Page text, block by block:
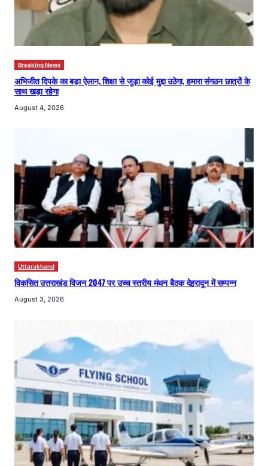
Breaking News
अभिजीत दिपके का बड़ा ऐलान, शिक्षा से जुड़ा कोई मुद्दा उठेगा, हमारा संगठन छात्रों के
साथ खड़ा रहेगा
August 4, 2026
Uttarakhand
विकसित उत्तराखंड विजन 2047 पर उच्च स्तरीय मंथन बैठक देहरादून में सम्पन्न
August 3, 2026